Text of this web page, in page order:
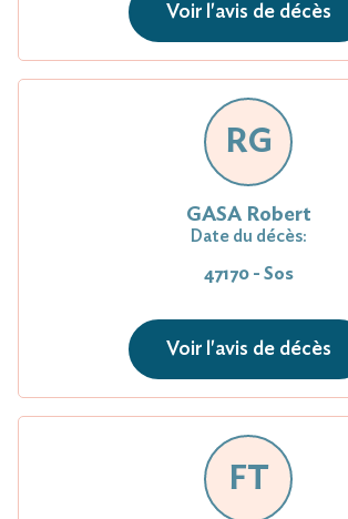
Voir l'avis de décès
RG
GASA Robert
Date du décès:
47170 - Sos
Voir l'avis de décès
FT